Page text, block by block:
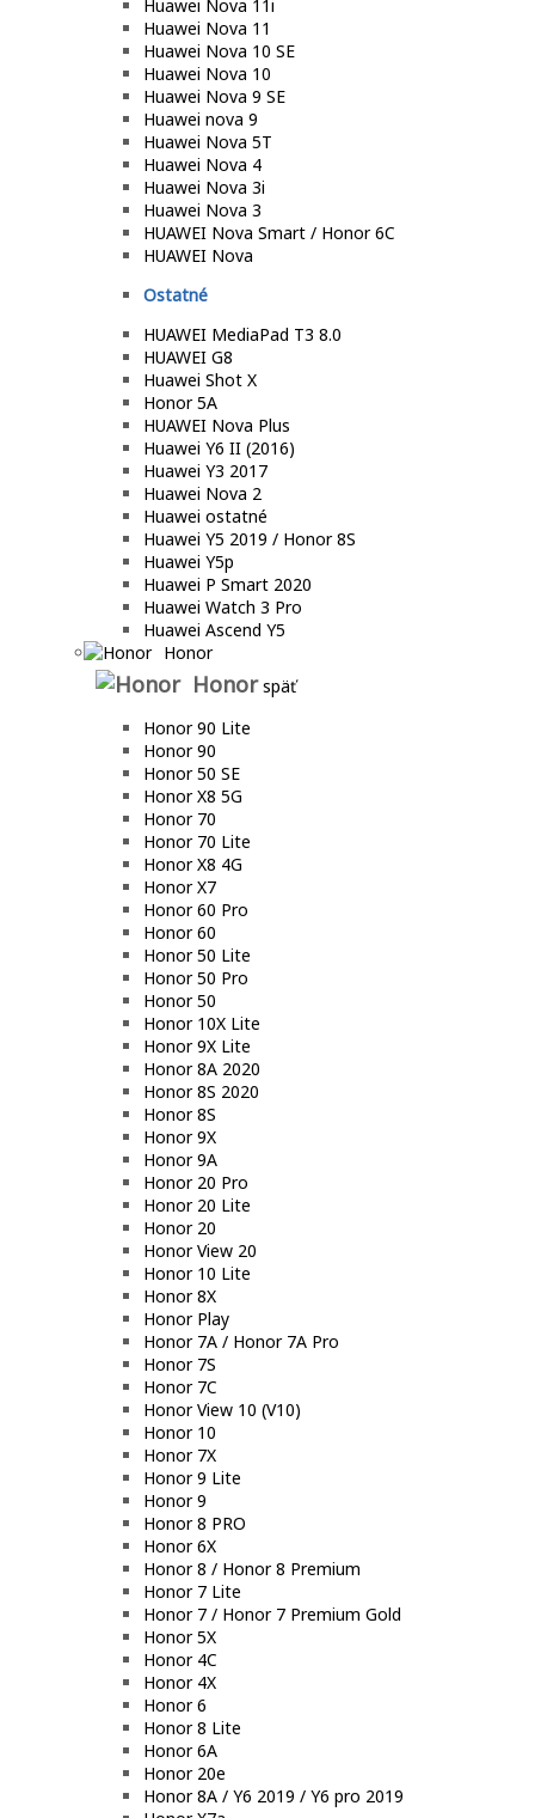
Huawei Nova 11i
Huawei Nova 11
Huawei Nova 10 SE
Huawei Nova 10
Huawei Nova 9 SE
Huawei nova 9
Huawei Nova 5T
Huawei Nova 4
Huawei Nova 3i
Huawei Nova 3
HUAWEI Nova Smart / Honor 6C
HUAWEI Nova
Ostatné
HUAWEI MediaPad T3 8.0
HUAWEI G8
Huawei Shot X
Honor 5A
HUAWEI Nova Plus
Huawei Y6 II (2016)
Huawei Y3 2017
Huawei Nova 2
Huawei ostatné
Huawei Y5 2019 / Honor 8S
Huawei Y5p
Huawei P Smart 2020
Huawei Watch 3 Pro
Huawei Ascend Y5
Honor
Honor späť
Honor 90 Lite
Honor 90
Honor 50 SE
Honor X8 5G
Honor 70
Honor 70 Lite
Honor X8 4G
Honor X7
Honor 60 Pro
Honor 60
Honor 50 Lite
Honor 50 Pro
Honor 50
Honor 10X Lite
Honor 9X Lite
Honor 8A 2020
Honor 8S 2020
Honor 8S
Honor 9X
Honor 9A
Honor 20 Pro
Honor 20 Lite
Honor 20
Honor View 20
Honor 10 Lite
Honor 8X
Honor Play
Honor 7A / Honor 7A Pro
Honor 7S
Honor 7C
Honor View 10 (V10)
Honor 10
Honor 7X
Honor 9 Lite
Honor 9
Honor 8 PRO
Honor 6X
Honor 8 / Honor 8 Premium
Honor 7 Lite
Honor 7 / Honor 7 Premium Gold
Honor 5X
Honor 4C
Honor 4X
Honor 6
Honor 8 Lite
Honor 6A
Honor 20e
Honor 8A / Y6 2019 / Y6 pro 2019